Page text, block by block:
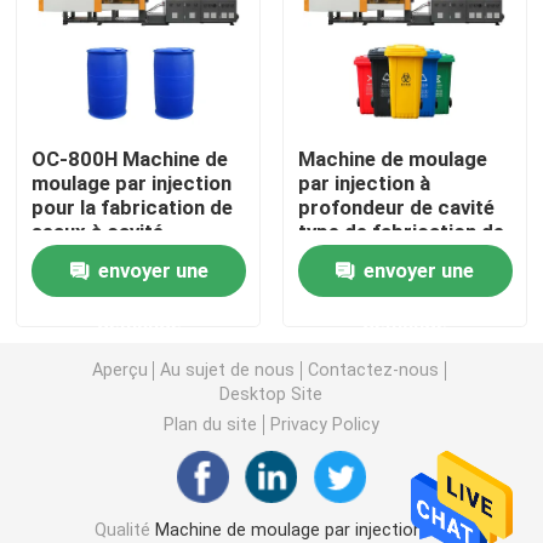
Machine hydraulique de moulage par injection
machine à grande vitesse de moulage par injection
Machine de moulage par injection de moteur servo
Machine de moulage par injection d'ANIMAL FAMILIER
Machine de moulage par injection de PVC
Mini Injection Molding Machine
OC-800H Machine de
moulage par injection
pour la fabrication de
seaux à cavité
profonde pour fûts de
stockage en plastique
envoyer une
Machine de moulage
par injection à
profondeur de cavité
type de fabrication de
seaux pour poubelles
industrielles
extérieures
envoyer une
Aperçu Au sujet de nous
Contactez-nous
Desktop Site
Plan du site
Privacy Policy
Qualité Machine de moulage par injection de